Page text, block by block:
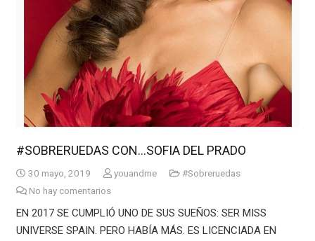
#SOBRERUEDAS CON…SOFIA DEL PRADO
30 mayo, 2019 youandme
#Sobreruedas
No hay comentarios
EN 2017 SE CUMPLIÓ UNO DE SUS SUEÑOS: SER MISS
UNIVERSE SPAIN. PERO HABÍA MÁS. ES LICENCIADA EN